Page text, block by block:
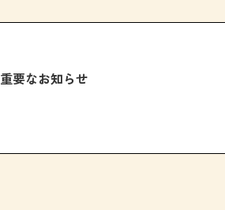
重要なお知らせ